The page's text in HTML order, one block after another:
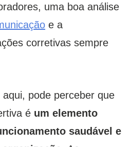
uma boa análise
e a
corretivas sempre
pode perceber que
é um elemento
saudável e